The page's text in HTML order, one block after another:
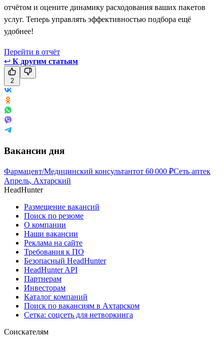
отчётом и оцените динамику расходования ваших пакетов
услуг. Теперь управлять эффективностью подбора ещё
удобнее!
Перейти в отчёт
↩ К другим статьям
2
Вакансии дня
Фармацевт/Медицинский консультантот 60 000 ₽Сеть аптек
Апрель, Ахтарский
HeadHunter
Размещение вакансий
Поиск по резюме
О компании
Наши вакансии
Реклама на сайте
Требования к ПО
Безопасный HeadHunter
HeadHunter API
Партнерам
Инвесторам
Каталог компаний
Поиск по вакансиям в Ахтарском
Сетка: соцсеть для нетворкинга
Соискателям